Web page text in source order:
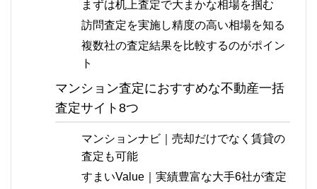
まずは机上査定で大まかな相場を掴む
訪問査定を実施し精度の高い相場を知る
複数社の査定結果を比較するのがポイン
ト
マンション査定におすすめな不動産一括
査定サイト8つ
マンションナビ｜売却だけでなく賃貸の
査定も可能
すまいValue｜実績豊富な大手6社が査定